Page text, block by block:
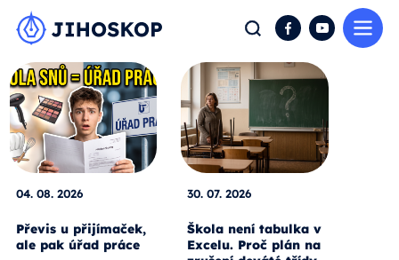
Hledat FacebookYouTube
04. 08. 2026
Převis u přijímaček,
ale pak úřad práce
30. 07. 2026
Škola není tabulka v
Excelu. Proč plán na